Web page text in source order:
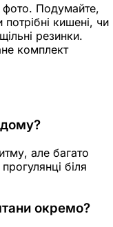
фото. Подумайте,
кишені, чи
резинки.
комплект
дому?
але багато
біля
окремо?